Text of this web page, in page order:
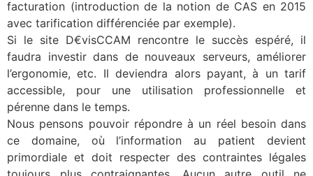
facturation (introduction de la notion de CAS en 2015
avec tarification différenciée par exemple).
Si le site D€visCCAM rencontre le succès espéré, il
faudra investir dans de nouveaux serveurs, améliorer
l’ergonomie, etc. Il deviendra alors payant, à un tarif
accessible, pour une utilisation professionnelle et
pérenne dans le temps.
Nous pensons pouvoir répondre à un réel besoin dans
ce domaine, où l’information au patient devient
primordiale et doit respecter des contraintes légales